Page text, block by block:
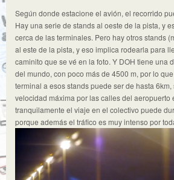
Según donde estacione el avión, el recorrido
Hay una serie de stands al oeste de la pista, y
cerca de las terminales. Pero hay otros stands
al este de la pista, y eso implica rodearla para
caminito que se vé en la foto. Y DOH tiene una
del mundo, con poco más de 4500 m, por lo
terminal a esos stands puede ser de hasta
velocidad máxima por las calles del aeropuerto
tranquilamente el viaje en el colectivo puede
porque además el tráfico es muy intenso por